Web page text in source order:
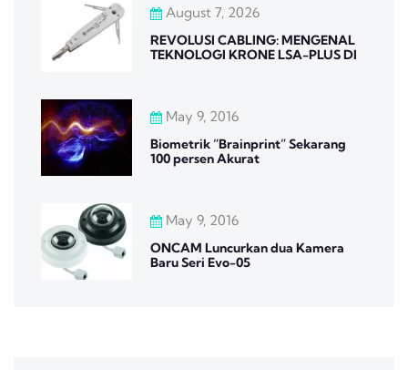
August 7, 2026
REVOLUSI CABLING: MENGENAL
TEKNOLOGI KRONE LSA-PLUS DI
May 9, 2016
Biometrik “Brainprint” Sekarang
100 persen Akurat
May 9, 2016
ONCAM Luncurkan dua Kamera
Baru Seri Evo-05